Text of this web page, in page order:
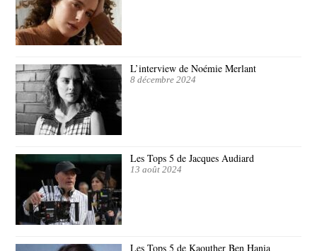
L’interview de Noémie Merlant
8 décembre 2024
Les Tops 5 de Jacques Audiard
13 août 2024
Les Tops 5 de Kaouther Ben Hania